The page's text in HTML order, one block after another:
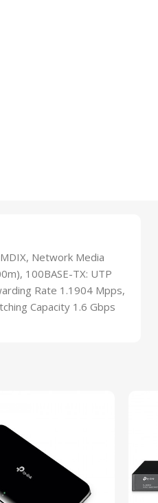
Network Media
100BASE-TX: UTP
Rate 1.1904 Mpps,
Capacity 1.6 Gbps